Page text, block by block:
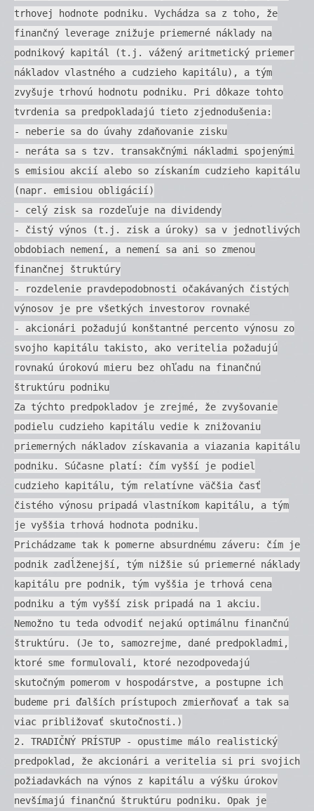
trhovej hodnote podniku. Vychádza sa z toho, že
finančný leverage znižuje priemerné náklady na
podnikový kapitál (t.j. vážený aritmetický priemer
nákladov vlastného a cudzieho kapitálu), a tým
zvyšuje trhovú hodnotu podniku. Pri dôkaze tohto
tvrdenia sa predpokladajú tieto zjednodušenia:
- neberie sa do úvahy zdaňovanie zisku
- neráta sa s tzv. transakčnými nákladmi spojenými
s emisiou akcií alebo so získaním cudzieho kapitálu
(napr. emisiou obligácií)
- celý zisk sa rozdeľuje na dividendy
- čistý výnos (t.j. zisk a úroky) sa v jednotlivých
obdobiach nemení, a nemení sa ani so zmenou
finančnej štruktúry
- rozdelenie pravdepodobnosti očakávaných čistých
výnosov je pre všetkých investorov rovnaké
- akcionári požadujú konštantné percento výnosu zo
svojho kapitálu takisto, ako veritelia požadujú
rovnakú úrokovú mieru bez ohľadu na finančnú
štruktúru podniku
Za týchto predpokladov je zrejmé, že zvyšovanie
podielu cudzieho kapitálu vedie k znižovaniu
priemerných nákladov získavania a viazania kapitálu
podniku. Súčasne platí: čím vyšší je podiel
cudzieho kapitálu, tým relatívne väčšia časť
čistého výnosu pripadá vlastníkom kapitálu, a tým
je vyššia trhová hodnota podniku.
Prichádzame tak k pomerne absurdnému záveru: čím je
podnik zadĺženejší, tým nižšie sú priemerné náklady
kapitálu pre podnik, tým vyššia je trhová cena
podniku a tým vyšší zisk pripadá na 1 akciu.
Nemožno tu teda odvodiť nejakú optimálnu finančnú
štruktúru. (Je to, samozrejme, dané predpokladmi,
ktoré sme formulovali, ktoré nezodpovedajú
skutočným pomerom v hospodárstve, a postupne ich
budeme pri ďalších prístupoch zmierňovať a tak sa
viac približovať skutočnosti.)
2. TRADIČNÝ PRÍSTUP - opustime málo realistický
predpoklad, že akcionári a veritelia si pri svojich
požiadavkách na výnos z kapitálu a výšku úrokov
nevšímajú finančnú štruktúru podniku. Opak je